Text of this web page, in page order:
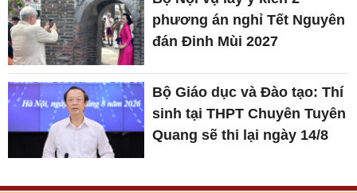
phương án nghỉ Tết Nguyên
đán Đinh Mùi 2027
Bộ Giáo dục và Đào tạo: Thí
sinh tại THPT Chuyên Tuyên
Quang sẽ thi lại ngày 14/8